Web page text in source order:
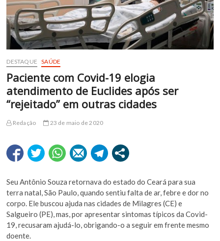
DESTAQUE SAÚDE
Paciente com Covid-19 elogia
atendimento de Euclides após ser
“rejeitado” em outras cidades
Redação 23 de maio de 2020
Seu Antônio Souza retornava do estado do Ceará para sua
terra natal, São Paulo, quando sentiu falta de ar, febre e dor no
corpo. Ele buscou ajuda nas cidades de Milagres (CE) e
Salgueiro (PE), mas, por apresentar sintomas típicos da Covid-
19, recusaram ajudá-lo, obrigando-o a seguir em frente mesmo
doente.